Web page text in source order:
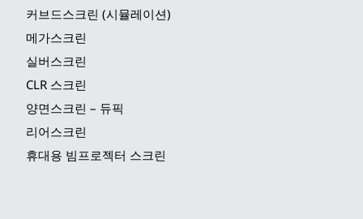
커브드스크린 (시뮬레이션)
메가스크린
실버스크린
CLR 스크린
양면스크린 – 듀픽
리어스크린
휴대용 빔프로젝터 스크린